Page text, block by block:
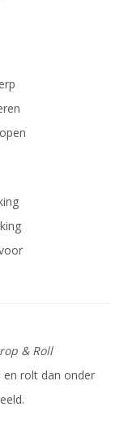
& Roll
en rolt dan onder